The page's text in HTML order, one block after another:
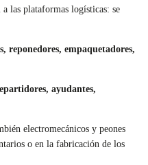
las plataformas logísticas: se
reponedores, empaquetadores,
ayudantes,
electromecánicos y peones
o en la fabricación de los